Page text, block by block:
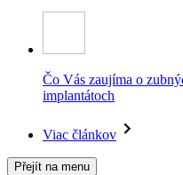
Čo Vás zaujíma o
implantátoch
Viac článkov
Přejít na menu